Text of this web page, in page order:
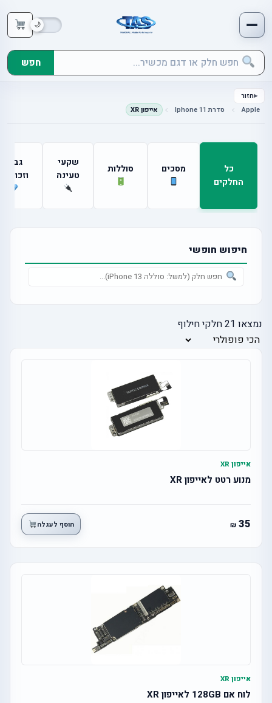
חפש
חזור
Apple
סדרת Iphone 11 אייפון XR
כל
החלקים
מסכים סוללות
שקעי
טעינה
גבים
חיפוש חופשי
נמצאו 21חלקי חילוף
אייפון XR
מנוע רטט לאייפון XR
35 הוסף לעגלה
אייפון XR
לוח אם 128GB לאייפון XR